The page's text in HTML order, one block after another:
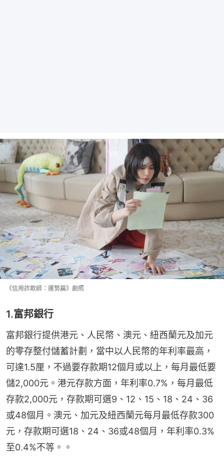
《信用詐欺師：運勢篇》劇照
1.富邦銀行
富邦銀行提供港元、人民幣、澳元、紐西蘭元及加元
的零存整付儲蓄計劃，當中以人民幣的年利率最高，
可達1.5厘，不過要存款期12個月或以上，每月最低要
儲2,000元。港元存款方面，年利率0.7%，每月最低
存款2,000元，存款期可選9、12、15、18、24、36
或48個月。澳元、加元及紐西蘭元每月最低存款300
元，存款期可選18、24、36或48個月，年利率0.3%
至0.4%不等。。